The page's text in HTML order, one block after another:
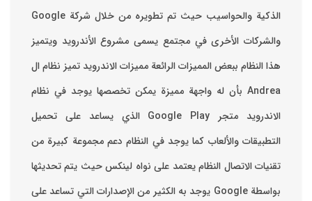
والشركات الأخرى في مجتمع يسمى مشروع الأندرويد ويتميز
هذا النظام ببعض المميزات الرائعة ‏مميزات الاندرويد ‏تميز نظام ال
Andrea بأن له واجهة مميزة يمكن تخصصها ‏يوجد في نظام
الاندرويد متجر Google Play الذي يساعد على تحميل
التطبيقات والألعاب ‏كما يوجد في النظام دعم مجموعة كبيرة من
تقنيات الاتصال ‏النظام يعتمد على نواه لينكس حيث يتم تحديثها
بواسطة ‫Google‬ ‏يوجد به الكثير من الإصدارات التي تساعد على